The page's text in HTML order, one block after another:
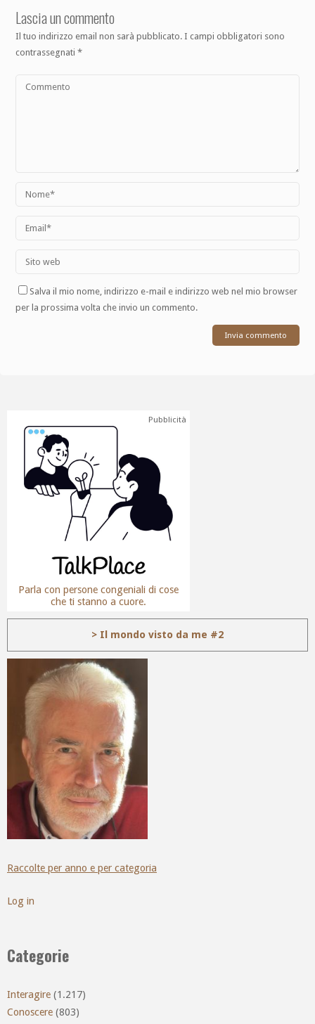
Lascia un commento
Il tuo indirizzo email non sarà pubblicato. I campi obbligatori sono
contrassegnati*
Salva il mio nome, indirizzo e-mail e indirizzo web nel mio browser
per la prossima volta che invio un commento.
Pubblicità
Parla con persone congeniali di cose
che ti stanno a cuore.
> Il mondo visto da me #2
Raccolte per anno e per categoria
Log in
Categorie
Interagire (1.217)
Conoscere (803)